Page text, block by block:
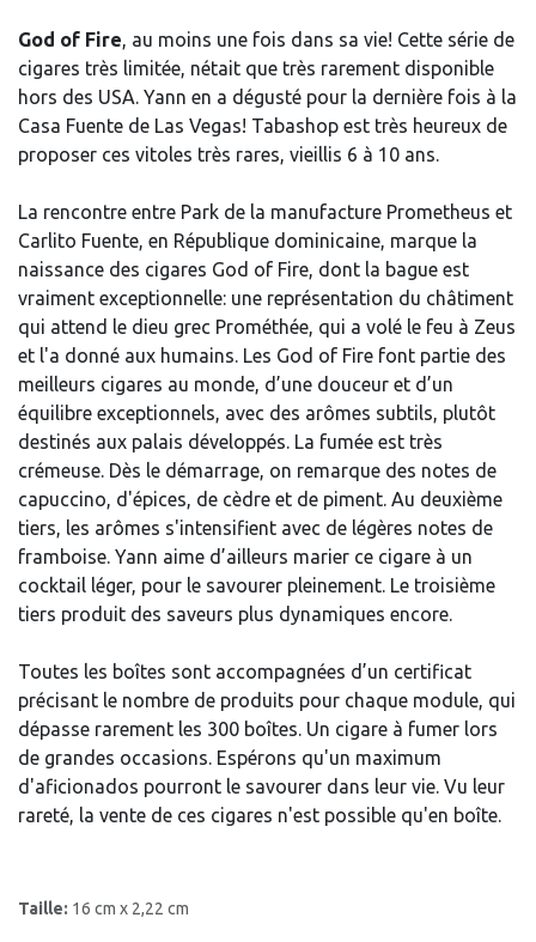
God of Fire, au moins une fois dans sa vie! Cette série de
cigares très limitée, nétait que très rarement disponible
hors des USA. Yann en a dégusté pour la dernière fois à la
Casa Fuente de Las Vegas! Tabashop est très heureux de
proposer ces vitoles très rares, vieillis 6 à 10 ans.
La rencontre entre Park de la manufacture Prometheus et
Carlito Fuente, en République dominicaine, marque la
naissance des cigares God of Fire, dont la bague est
vraiment exceptionnelle: une représentation du châtiment
qui attend le dieu grec Prométhée, qui a volé le feu à Zeus
et l'a donné aux humains. Les God of Fire font partie des
meilleurs cigares au monde, d’une douceur et d’un
équilibre exceptionnels, avec des arômes subtils, plutôt
destinés aux palais développés. La fumée est très
crémeuse. Dès le démarrage, on remarque des notes de
capuccino, d'épices, de cèdre et de piment. Au deuxième
tiers, les arômes s'intensifient avec de légères notes de
framboise. Yann aime d’ailleurs marier ce cigare à un
cocktail léger, pour le savourer pleinement. Le troisième
tiers produit des saveurs plus dynamiques encore.
Toutes les boîtes sont accompagnées d’un certificat
précisant le nombre de produits pour chaque module, qui
dépasse rarement les 300 boîtes. Un cigare à fumer lors
de grandes occasions. Espérons qu'un maximum
d'aficionados pourront le savourer dans leur vie. Vu leur
rareté, la vente de ces cigares n'est possible qu'en boîte.
Taille: 16 cm x 2,22 cm